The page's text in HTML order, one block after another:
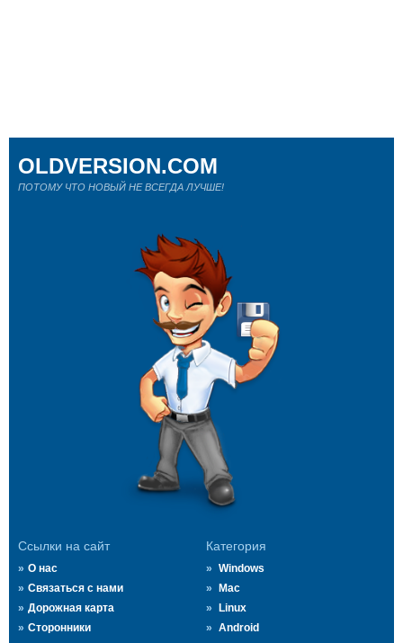
Ссылки на сайт
О нас
Связаться с нами
Дорожная карта
Сторонники
Категория
Windows
Mac
Linux
Android
OLDVERSION.COM
ПОТОМУ ЧТО НОВЫЙ НЕ ВСЕГДА ЛУЧШЕ!